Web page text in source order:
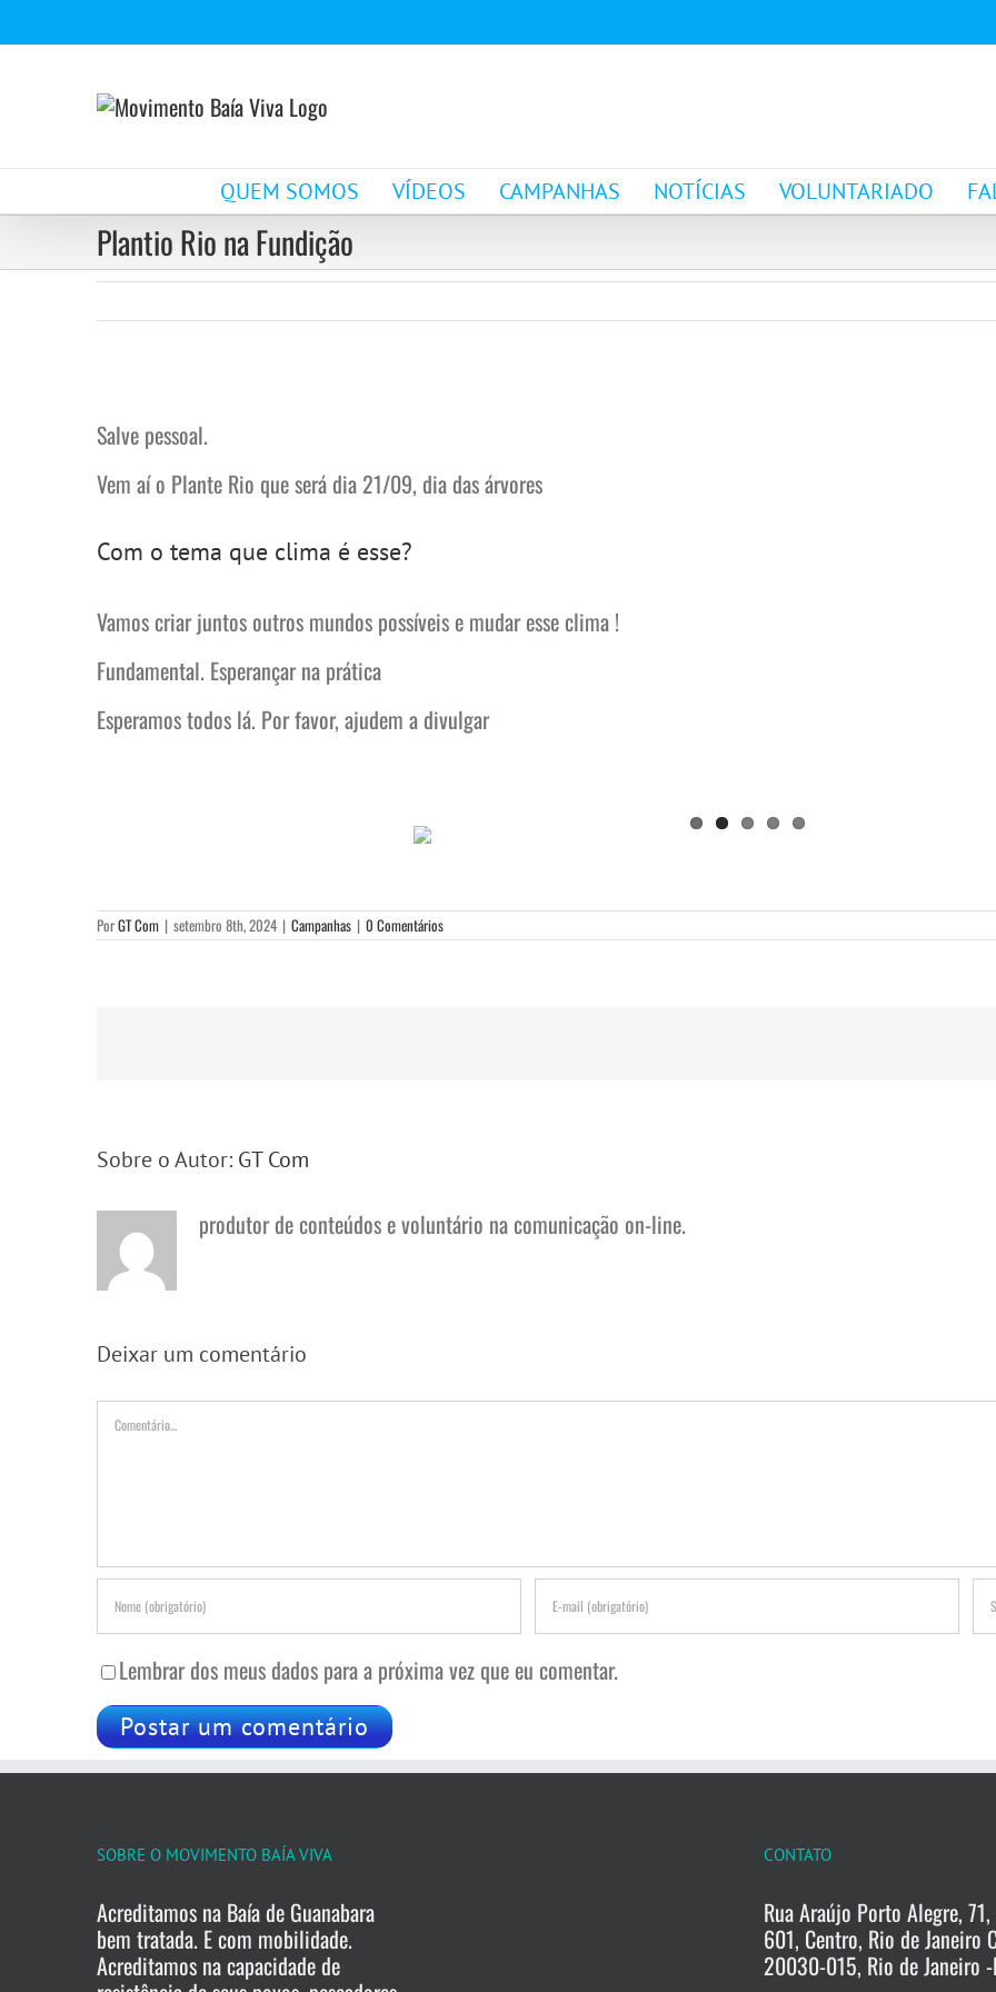
para
QUEM SOMOS VÍDEOS CAMPANHAS NOTÍCIAS VOLUNTARIADO
Plantio Rio na Fundição
Larger
Image
Salve pessoal.
Vem aí o Plante Rio que será dia 21/09, dia das árvores
Com o tema que clima é esse?
Vamos criar juntos outros mundos possíveis e mudar esse clima !
Fundamental. Esperançar na prática
Esperamos todos lá. Por favor, ajudem a divulgar
PorGT Com | setembro 8th, 2024 | Campanhas | 0 Comentários
Sobre o Autor: GT Com
produtor de conteúdos e voluntário na comunicação on-line.
Deixar um comentário
Comentário
Lembrar dos meus dados para a próxima vez que eu comentar.
SOBRE O MOVIMENTO BAÍA VIVA
Acreditamos na Baía de Guanabara
bem tratada. E com mobilidade.
Acreditamos na capacidade de
CONTATO
Rua Araújo Porto Alegre,
601, Centro, Rio de Janeiro
20030-015, Rio de Janeiro